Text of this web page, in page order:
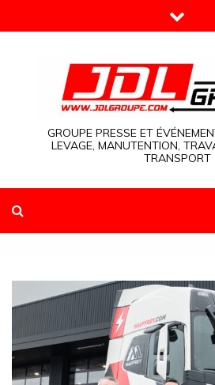
to
GROUPE PRESSE ET
LEVAGE, MANUTENTION,
TRANSPORT